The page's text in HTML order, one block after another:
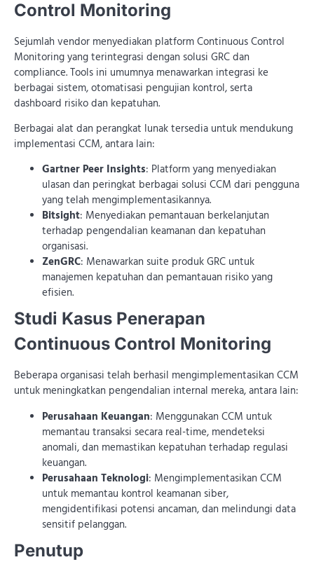
Control Monitoring
Sejumlah vendor menyediakan platform Continuous Control
Monitoring yang terintegrasi dengan solusi GRC dan
compliance. Tools ini umumnya menawarkan integrasi ke
berbagai sistem, otomatisasi pengujian kontrol, serta
dashboard risiko dan kepatuhan.
Berbagai alat dan perangkat lunak tersedia untuk mendukung
implementasi CCM, antara lain:
Gartner Peer Insights: Platform yang menyediakan
ulasan dan peringkat berbagai solusi CCM dari pengguna
yang telah mengimplementasikannya.
Bitsight: Menyediakan pemantauan berkelanjutan
terhadap pengendalian keamanan dan kepatuhan
organisasi.
ZenGRC: Menawarkan suite produk GRC untuk
manajemen kepatuhan dan pemantauan risiko yang
efisien.
Studi Kasus Penerapan
Continuous Control Monitoring
Beberapa organisasi telah berhasil mengimplementasikan CCM
untuk meningkatkan pengendalian internal mereka, antara lain:
Perusahaan Keuangan: Menggunakan CCM untuk
memantau transaksi secara real-time, mendeteksi
anomali, dan memastikan kepatuhan terhadap regulasi
keuangan.
Perusahaan Teknologi: Mengimplementasikan CCM
untuk memantau kontrol keamanan siber,
mengidentifikasi potensi ancaman, dan melindungi data
sensitif pelanggan.
Penutup